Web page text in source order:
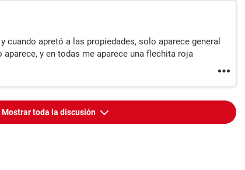
cuando apretó a las propiedades, solo aparece general
aparece, y en todas me aparece una flechita roja
Mostrar toda la discusión